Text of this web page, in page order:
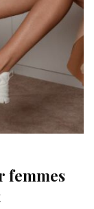
femmes